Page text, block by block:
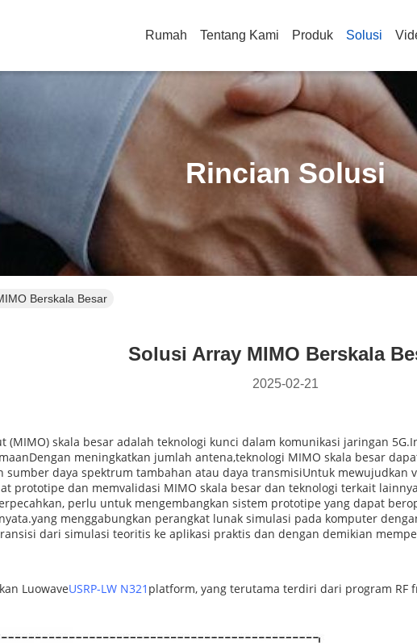
Rumah Tentang Kami Produk Solusi
Rincian Solusi
Berskala Besar
Solusi Array MIMO Berskala
2025-02-21
skala besar adalah teknologi kunci dalam komunikasi jaringan
meningkatkan jumlah antena,teknologi MIMO skala besar
daya spektrum tambahan atau daya transmisiUntuk
prototipe dan memvalidasi MIMO skala besar dan teknologi terkait
perlu untuk mengembangkan sistem prototipe yang dapat
menggabungkan perangkat lunak simulasi pada komputer
dari simulasi teoritis ke aplikasi praktis dan dengan demikian
LuowaveUSRP-LW N321 platform, yang terutama terdiri dari program RF